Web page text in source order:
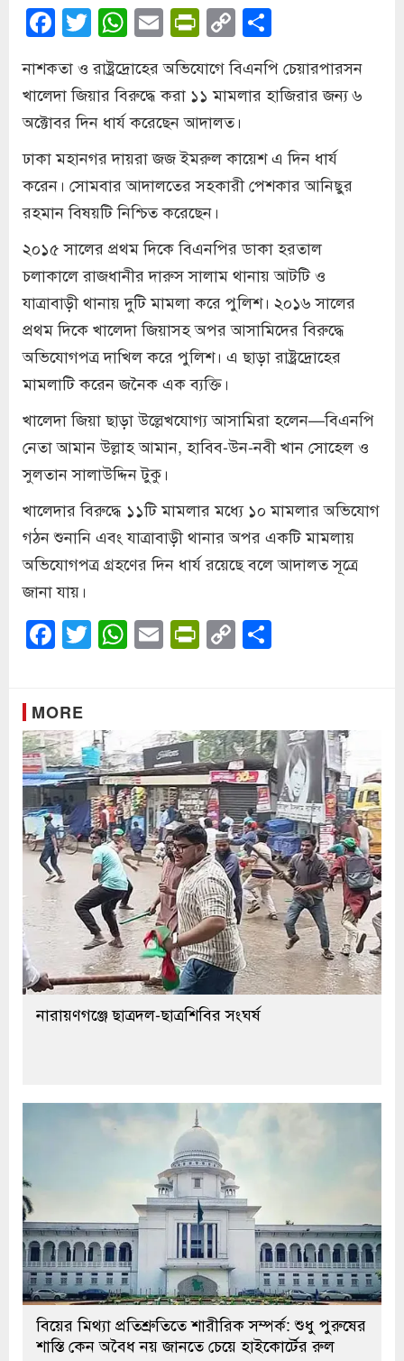
Facebook
Twitter
WhatsApp
EmailPrintFriendly
Copy
Link
নাশকতা ও রাষ্ট্রদ্রোহের অভিযোগে বিএনপি চেয়ারপারসন
খালেদা জিয়ার বিরুদ্ধে করা ১১ মামলার হাজিরার জন্য ৬
অক্টোবর দিন ধার্য করেছেন আদালত।
ঢাকা মহানগর দায়রা জজ ইমরুল কায়েশ এ দিন ধার্য
করেন। সোমবার আদালতের সহকারী পেশকার আনিছুর
রহমান বিষয়টি নিশ্চিত করেছেন।
২০১৫ সালের প্রথম দিকে বিএনপির ডাকা হরতাল
চলাকালে রাজধানীর দারুস সালাম থানায় আটটি ও
যাত্রাবাড়ী থানায় দুটি মামলা করে পুলিশ। ২০১৬ সালের
প্রথম দিকে খালেদা জিয়াসহ অপর আসামিদের বিরুদ্ধে
অভিযোগপত্র দাখিল করে পুলিশ। এ ছাড়া রাষ্ট্রদ্রোহের
মামলাটি করেন জনৈক এক ব্যক্তি।
খালেদা জিয়া ছাড়া উল্লেখযোগ্য আসামিরা হলেন—বিএনপি
নেতা আমান উল্লাহ আমান, হাবিব-উন-নবী খান সোহেল ও
সুলতান সালাউদ্দিন টুকু।
খালেদার বিরুদ্ধে ১১টি মামলার মধ্যে ১০ মামলার অভিযোগ
গঠন শুনানি এবং যাত্রাবাড়ী থানার অপর একটি মামলায়
অভিযোগপত্র গ্রহণের দিন ধার্য রয়েছে বলে আদালত সূত্রে
জানা যায়।
Facebook
Twitter
WhatsApp
EmailPrintFriendly
Copy
Link
MORE
নারায়ণগঞ্জে ছাত্রদল-ছাত্রশিবির সংঘর্ষ
বিয়ের মিথ্যা প্রতিশ্রুতিতে শারীরিক সম্পর্ক: শুধু পুরুষের
শাস্তি কেন অবৈধ নয় জানতে চেয়ে হাইকোর্টের রুল